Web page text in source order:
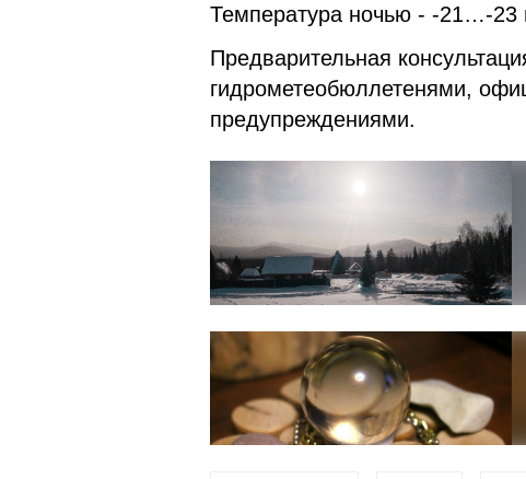
Температура ночью - -21…-23
Предварительная
гидрометеобюллетенями,
предупреждениями.